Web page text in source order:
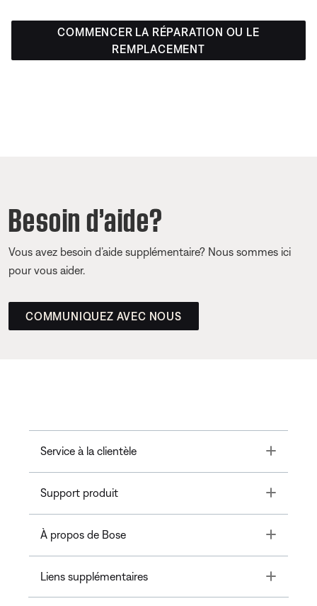
COMMENCER LA RÉPARATION OU LE
REMPLACEMENT
Besoin d’aide?
Vous avez besoin d’aide supplémentaire? Nous sommes ici
pour vous aider.
COMMUNIQUEZ AVEC NOUS
Service à la clientèle Toggle
Support produit Toggle
À propos de Bose Toggle
Liens supplémentaires Toggle